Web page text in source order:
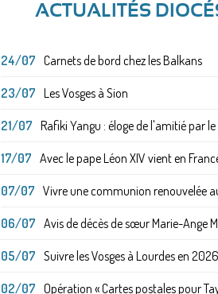
ACTUALITÉS
24/07 Carnets de bord chez les Balkans
23/07 Les Vosges à Sion
21/07 Rafiki Yangu : éloge de l'amitié par le
17/07 Avec le pape Léon XIV vient en
07/07 Vivre une communion renouvelée au
06/07 Avis de décès de sœur Marie-Ange
05/07 Suivre les Vosges à Lourdes en 2026
02/07 Opération « Cartes postales pour